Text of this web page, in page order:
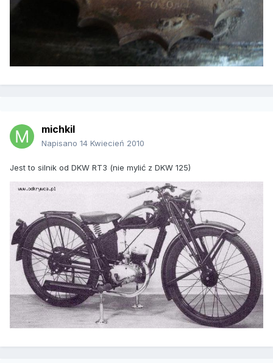
michkil
Napisano 14 Kwiecień 2010
Jest to silnik od DKW RT3 (nie mylić z DKW 125)